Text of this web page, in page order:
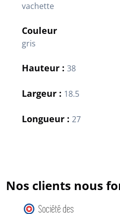
vachette
Couleur
gris
Hauteur : 38
Largeur : 18.5
Longueur : 27
Nos clients nous